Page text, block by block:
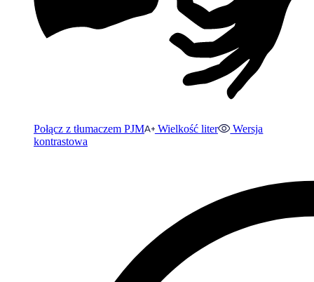
Połącz z tłumaczem PJM Wielkość liter
Wersja
kontrastowa